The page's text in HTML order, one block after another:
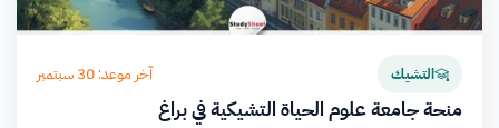
التشيك آخر موعد: 30 سبتمبر
منحة جامعة علوم الحياة التشيكية في براغ